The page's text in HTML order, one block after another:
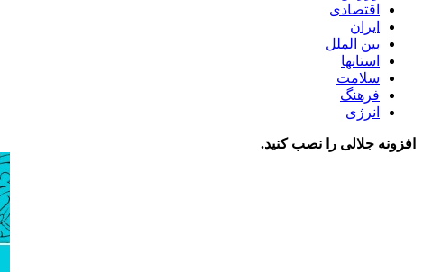
اقتصادی
ایران
بین الملل
استانها
سلامت
فرهنگ
انرژی
افزونه جلالی را نصب کنید.